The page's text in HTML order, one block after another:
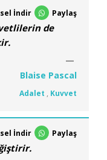
İndir Paylaş
de
Blaise Pascal
Adalet , Kuvvet
İndir Paylaş